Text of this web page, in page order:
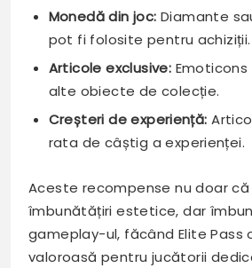
Monedă din joc: Diamante
pot fi folosite pentru achiziții.
Articole exclusive: Emoticons
alte obiecte de colecție.
Creșteri de experiență:
rata de câștig a experienței.
Aceste recompense nu doar
îmbunătățiri estetice, dar
gameplay-ul, făcând Elite Pass
valoroasă pentru jucătorii